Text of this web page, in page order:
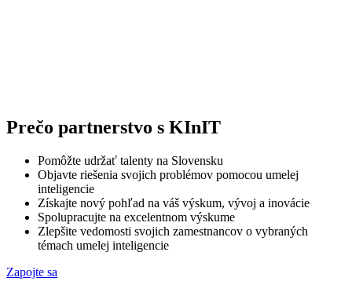
Prečo partnerstvo s KInIT
Pomôžte udržať talenty na Slovensku
Objavte riešenia svojich problémov pomocou umelej
inteligencie
Získajte nový pohľad na váš výskum, vývoj a inovácie
Spolupracujte na excelentnom výskume
Zlepšite vedomosti svojich zamestnancov o vybraných
témach umelej inteligencie
Zapojte sa